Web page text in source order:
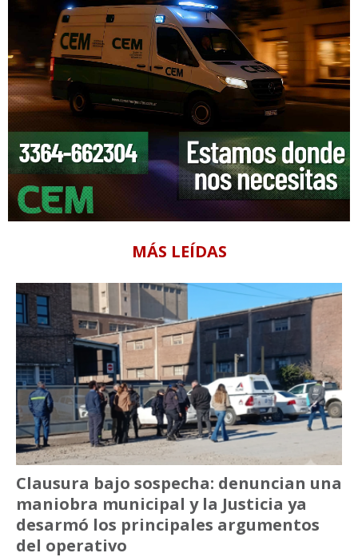
MÁS LEÍDAS
Clausura bajo sospecha: denuncian una
maniobra municipal y la Justicia ya
desarmó los principales argumentos
del operativo